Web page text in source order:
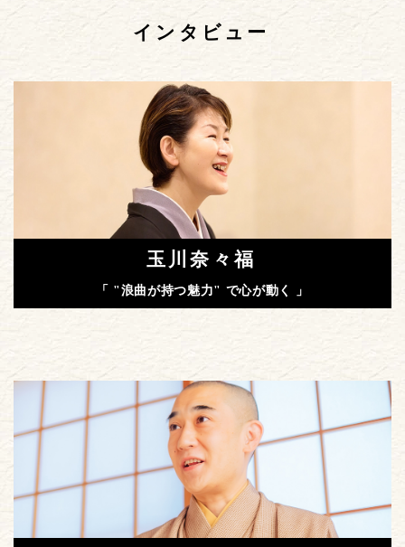
インタビュー
玉川奈々福
「 "浪曲が持つ魅力" で心が動く 」